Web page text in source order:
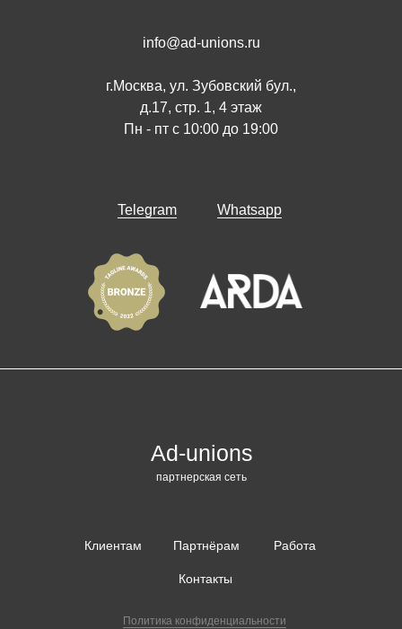
info@ad-unions.ru
г.Москва, ул. Зубовский бул.,
д.17, стр. 1, 4 этаж
Пн - пт с 10:00 до 19:00
Telegram Whatsapp
Ad-unions
Политика конфиденциальности
Контакты
Клиентам Партнёрам Работа
партнерская сеть